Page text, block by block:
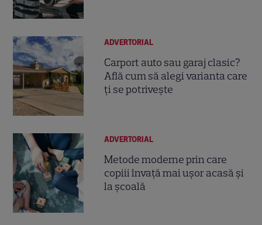
ADVERTORIAL
Carport auto sau garaj clasic?
Află cum să alegi varianta care
ți se potrivește
ADVERTORIAL
Metode moderne prin care
copiii învață mai ușor acasă și
la școală